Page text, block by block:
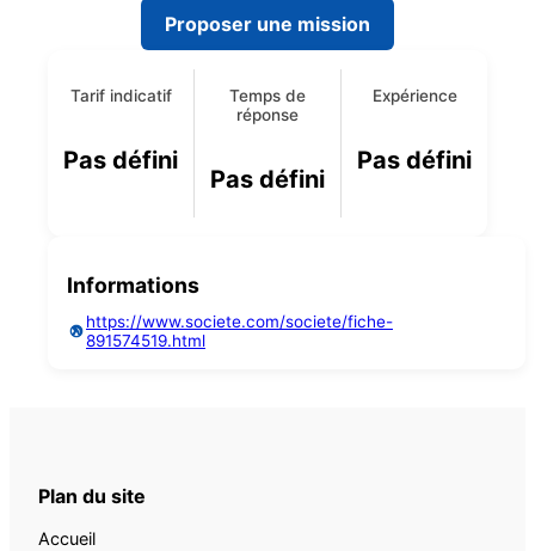
Proposer une mission
Tarif indicatif
Pas défini
Temps de
réponse
Pas défini
Expérience
Pas défini
Informations
https://www.societe.com/societe/fiche-
891574519.html
Plan du site
Accueil